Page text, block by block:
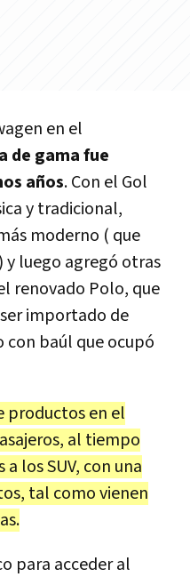
en el
de gama fue
años. Con el Gol
y tradicional,
moderno ( que
y luego agregó otras
renovado Polo, que
importado de
con baúl que ocupó
productos en el
al tiempo
los SUV, con una
tal como vienen
para acceder al